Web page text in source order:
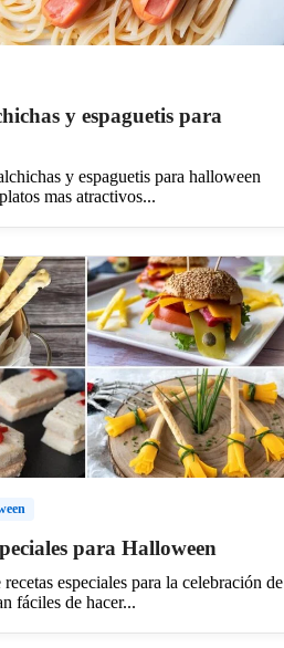
y espaguetis para
y espaguetis para halloween
mas atractivos...
para Halloween
especiales para la celebración de
fáciles de hacer...